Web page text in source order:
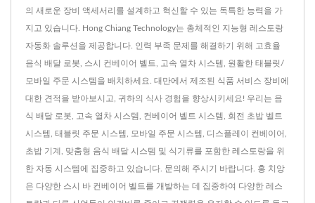
의 새로운 장비 액세서리를 설계하고 혁신할 수 있는 독특한 능력을 가
지고 있습니다. Hong Chiang Technology는 총체적인 지능형 레스토랑
자동화 솔루션을 제공합니다. 인력 부족 문제를 해결하기 위해 고효율
음식 배달 로봇, 스시 컨베이어 벨트, 고속 열차 시스템, 원활한 태블릿/
모바일 주문 시스템을 배치하세요. 대만에서 제조된 식품 서비스 장비에
대한 견적을 받아보시고, 귀하의 식사 경험을 향상시키세요! 우리는 음
식 배달 로봇, 고속 열차 시스템, 컨베이어 벨트 시스템, 회전 초밥 벨트
시스템, 태블릿 주문 시스템, 모바일 주문 시스템, 디스플레이 컨베이어,
초밥 기계, 맞춤형 음식 배달 시스템 및 식기류를 포함한 레스토랑을 위
한 자동 시스템에 집중하고 있습니다. 문의해 주시기 바랍니다. 홍 치앙
은 다양한 스시 바 컨베이어 벨트를 개발하는 데 집중하여 다양한 레스